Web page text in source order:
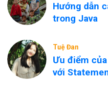
Hướng dẫn
trong Java
Tuệ Đan
Ưu điểm
với